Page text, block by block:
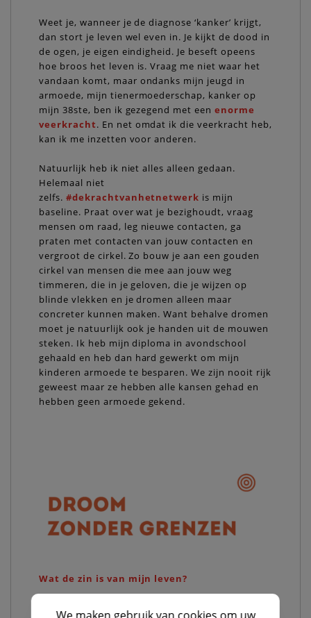
Weet je, wanneer je de diagnose ‘kanker’ krijgt,
dan stort je leven wel even in. Je kijkt de dood in
de ogen, je eigen eindigheid. Je beseft opeens
hoe broos het leven is. Vraag me niet waar het
vandaan komt, maar ondanks mijn jeugd in
armoede, mijn tienermoederschap, kanker op
mijn 38ste, ben ik gezegend met eenenorme
veerkracht. En net omdat ik die veerkracht heb,
kan ik me inzetten voor anderen.
Natuurlijk heb ik niet alles alleen gedaan.
Helemaal niet
zelfs. #dekrachtvanhetnetwerk is mijn
baseline. Praat over wat je bezighoudt, vraag
mensen om raad, leg nieuwe contacten, ga
praten met contacten van jouw contacten en
vergroot de cirkel. Zo bouw je aan een gouden
cirkel van mensen die mee aan jouw weg
timmeren, die in je geloven, die je wijzen op
blinde vlekken en je dromen alleen maar
concreter kunnen maken. Want behalve dromen
moet je natuurlijk ook je handen uit de mouwen
steken. Ik heb mijn diploma in avondschool
gehaald en heb dan hard gewerkt om mijn
kinderen armoede te besparen. We zijn nooit rijk
geweest maar ze hebben alle kansen gehad en
hebben geen armoede gekend.
Wat de zin is van mijn leven?
We maken gebruik van cookies om uw